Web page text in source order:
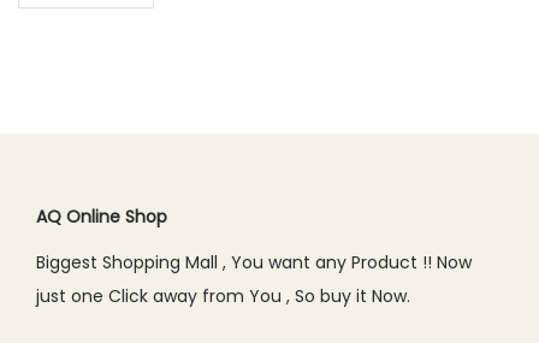
AQ Online Shop
Biggest Shopping Mall , You want any Product !! Now
just one Click away from You , So buy it Now.